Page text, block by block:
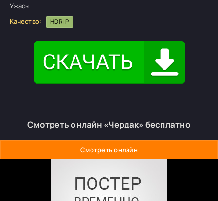
Ужасы
Качество:
HDRIP
Смотреть онлайн «Чердак» бесплатно
Смотреть онлайн